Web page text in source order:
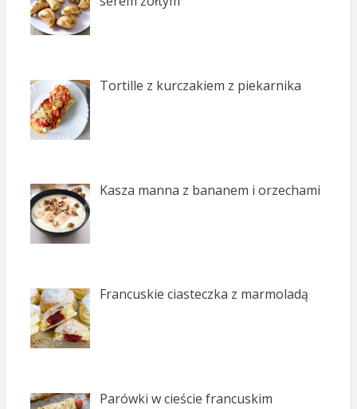
Tortille z kurczakiem z piekarnika
Kasza manna z bananem i orzechami
Francuskie ciasteczka z marmoladą
Parówki w cieście francuskim